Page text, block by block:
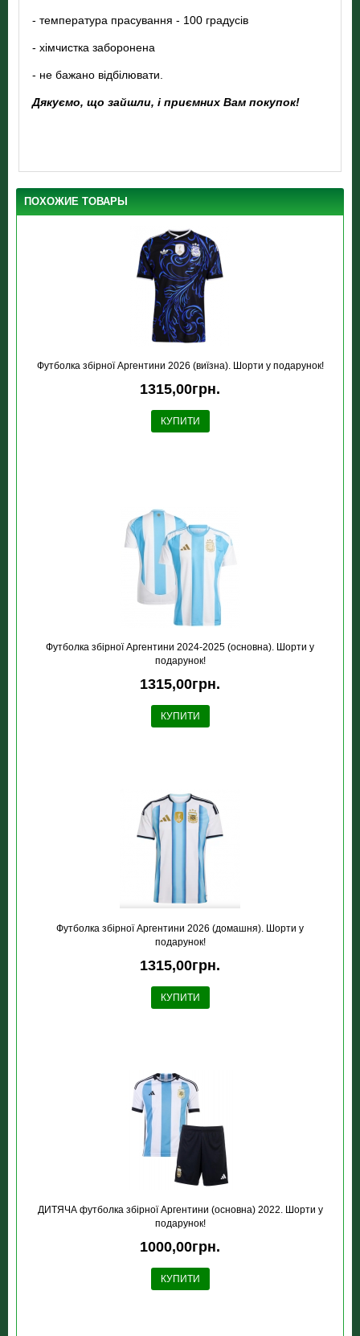
- температура прасування - 100 градусів
- хімчистка заборонена
- не бажано відбілювати.
Дякуємо, що зайшли, і приємних Вам покупок!
ПОХОЖИЕ ТОВАРЫ
Футболка збірної Аргентини 2026 (виїзна). Шорти у подарунок!
1315,00грн.
КУПИТИ
Футболка збірної Аргентини 2024-2025 (основна). Шорти у
подарунок!
1315,00грн.
КУПИТИ
Футболка збірної Аргентини 2026 (домашня). Шорти у
подарунок!
1315,00грн.
КУПИТИ
ДИТЯЧА футболка збірної Аргентини (основна) 2022. Шорти у
подарунок!
1000,00грн.
КУПИТИ